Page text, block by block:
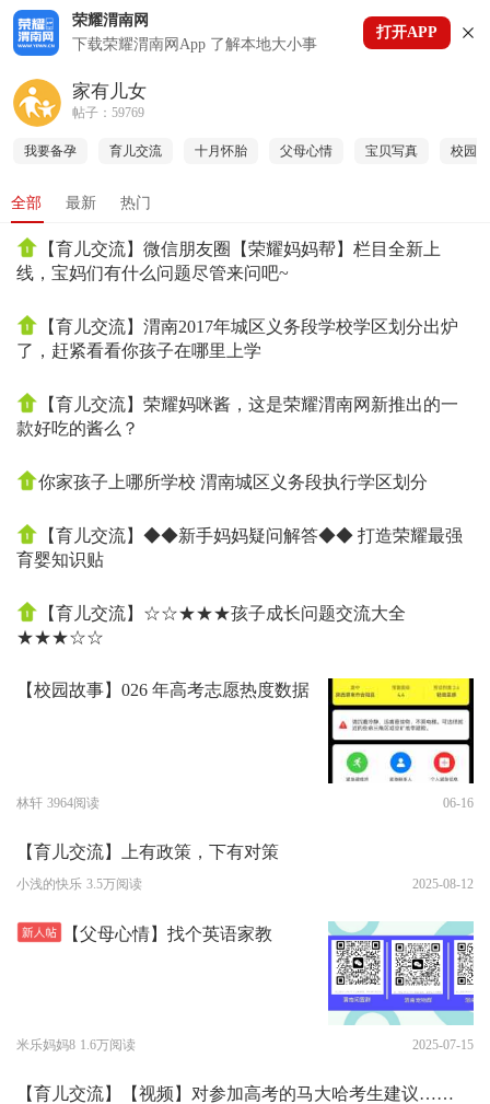
荣耀渭南网
下载荣耀渭南网App 了解本地大小事
打开APP
下拉刷新
家有儿女
帖子：59769
我要备孕 育儿交流 十月怀胎 父母心情 宝贝写真 校园
全部 最新 热门
【育儿交流】微信朋友圈【荣耀妈妈帮】栏目全新上
线，宝妈们有什么问题尽管来问吧~
【育儿交流】渭南2017年城区义务段学校学区划分出炉
了，赶紧看看你孩子在哪里上学
【育儿交流】荣耀妈咪酱，这是荣耀渭南网新推出的一
款好吃的酱么？
你家孩子上哪所学校 渭南城区义务段执行学区划分
【育儿交流】◆◆新手妈妈疑问解答◆◆ 打造荣耀最强
育婴知识贴
【育儿交流】☆☆★★★孩子成长问题交流大全
★★★☆☆
【校园故事】026 年高考志愿热度数据
林轩 3964阅读 06-16
【育儿交流】上有政策，下有对策
小浅的快乐 3.5万阅读 2025-08-12
【父母心情】找个英语家教
米乐妈妈8 1.6万阅读 2025-07-15
【育儿交流】【视频】对参加高考的马大哈考生建议……